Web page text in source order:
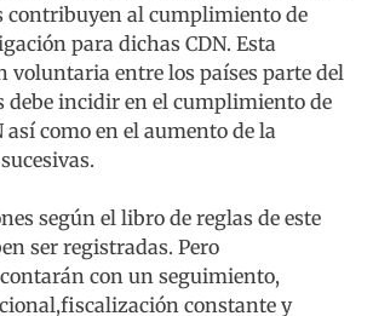
contribuyen al cumplimiento de
para dichas CDN. Esta
voluntaria entre los países parte del
debe incidir en el cumplimiento de
así como en el aumento de la
según el libro de reglas de este
ser registradas. Pero
con un seguimiento,
constante y